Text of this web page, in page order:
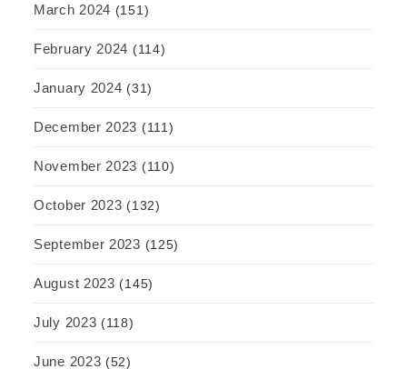
March 2024 (151)
February 2024 (114)
January 2024 (31)
December 2023 (111)
November 2023 (110)
October 2023 (132)
September 2023 (125)
August 2023 (145)
July 2023 (118)
June 2023 (52)